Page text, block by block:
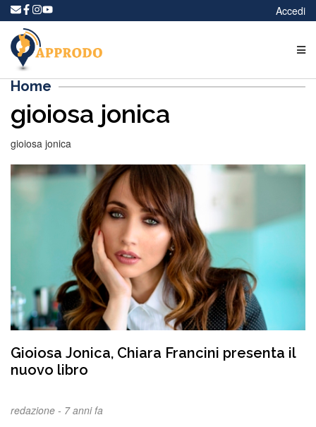
Accedi
Home
gioiosa jonica
gioiosa jonica
Gioiosa Jonica, Chiara Francini presenta il
nuovo libro
redazione - 7 anni fa